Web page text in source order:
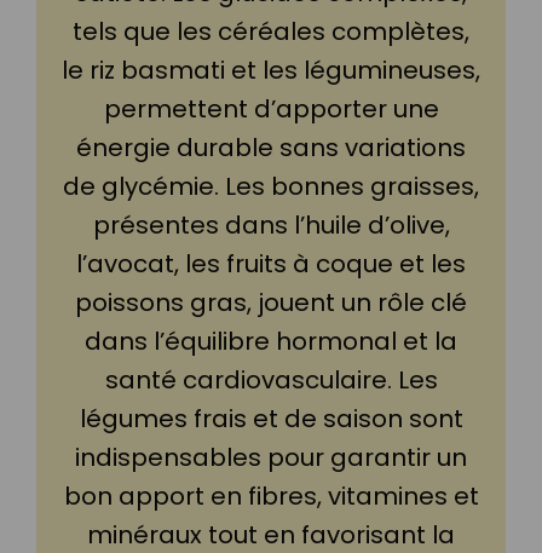
tels que les céréales complètes,
le riz basmati et les légumineuses,
permettent d’apporter une
énergie durable sans variations
de glycémie. Les bonnes graisses,
présentes dans l’huile d’olive,
l’avocat, les fruits à coque et les
poissons gras, jouent un rôle clé
dans l’équilibre hormonal et la
santé cardiovasculaire. Les
légumes frais et de saison sont
indispensables pour garantir un
bon apport en fibres, vitamines et
minéraux tout en favorisant la